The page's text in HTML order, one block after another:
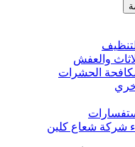
والعفش
الحشرات
شركة شعاع كلين